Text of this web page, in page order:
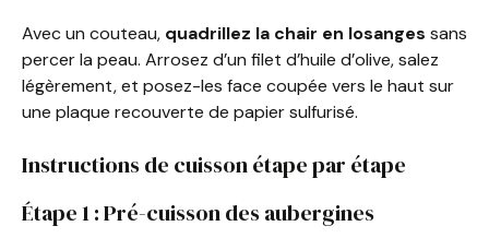
Avec un couteau, quadrillez la chair en losanges sans
percer la peau. Arrosez d’un filet d’huile d’olive, salez
légèrement, et posez-les face coupée vers le haut sur
une plaque recouverte de papier sulfurisé.
Instructions de cuisson étape par étape
Étape 1 : Pré-cuisson des aubergines